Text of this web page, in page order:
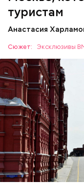
туристам
Анастасия
Сюжет: Эксклюзивы
Красная площадь
первую очередь
увидеть
Блаженного и
символ не только
связана
1990 году
площади были
Всемирного
ОТДЫХ МОСКВА